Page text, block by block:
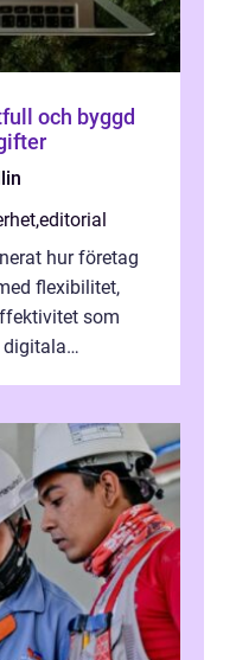
,editorial
hur företag
flexibilitet,
som
digitala